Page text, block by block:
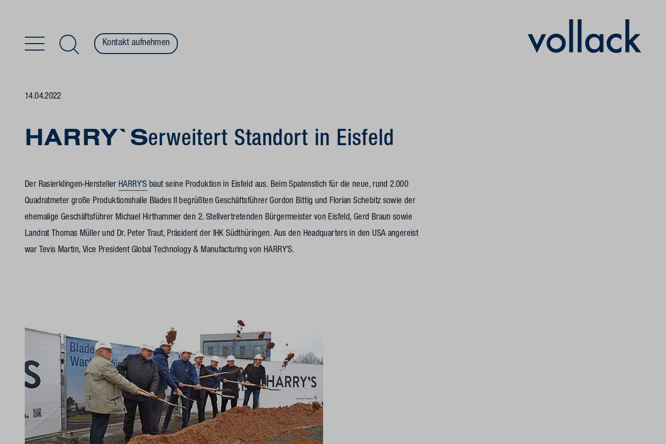
Kontakt aufnehmen
14.04.2022
HARRY`Serweitert Standort in Eisfeld
Der Rasierklingen-Hersteller HARRY’S baut seine Produktion in Eisfeld aus. Beim Spatenstich für die neue, rund 2.000
Quadratmeter große Produktionshalle Blades II begrüßten Geschäftsführer Gordon Bittig und Florian Schebitz sowie der
ehemalige Geschäftsführer Michael Hirthammer den 2. Stellvertretenden Bürgermeister von Eisfeld, Gerd Braun sowie
Landrat Thomas Müller und Dr. Peter Traut, Präsident der IHK Südthüringen. Aus den Headquarters in den USA angereist
war Tevis Martin, Vice President Global Technology & Manufacturing von HARRY’S.